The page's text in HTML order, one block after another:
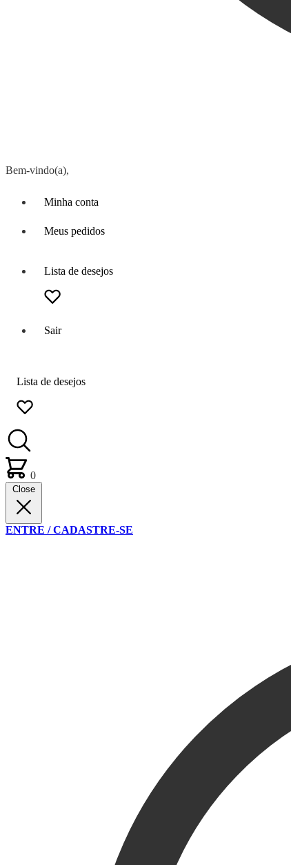
Bem-vindo(a),
Minha conta
Meus pedidos
Lista de desejos
Sair
Lista de desejos
0
Close
ENTRE / CADASTRE-SE